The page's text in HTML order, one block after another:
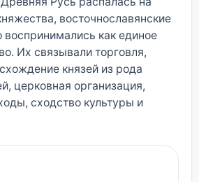
восточнославянские
воспринимались как единое
Их связывали торговля,
князей из рода
церковная организация,
сходство культуры и